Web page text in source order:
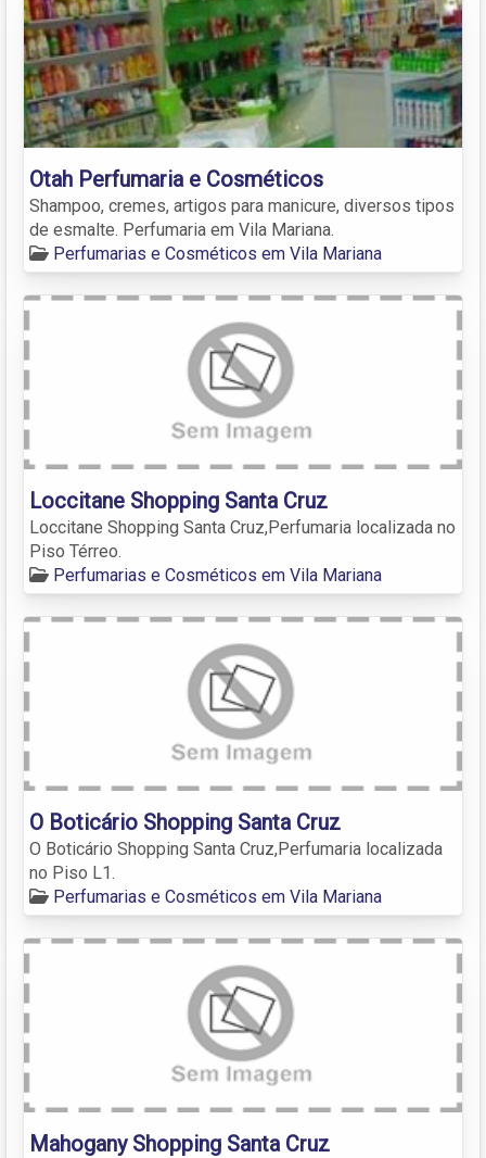
Otah Perfumaria e Cosméticos
Shampoo, cremes, artigos para manicure, diversos tipos
de esmalte. Perfumaria em Vila Mariana.
Perfumarias e Cosméticos em Vila Mariana
Loccitane Shopping Santa Cruz
Loccitane Shopping Santa Cruz,Perfumaria localizada no
Piso Térreo.
Perfumarias e Cosméticos em Vila Mariana
O Boticário Shopping Santa Cruz
O Boticário Shopping Santa Cruz,Perfumaria localizada
no Piso L1.
Perfumarias e Cosméticos em Vila Mariana
Mahogany Shopping Santa Cruz